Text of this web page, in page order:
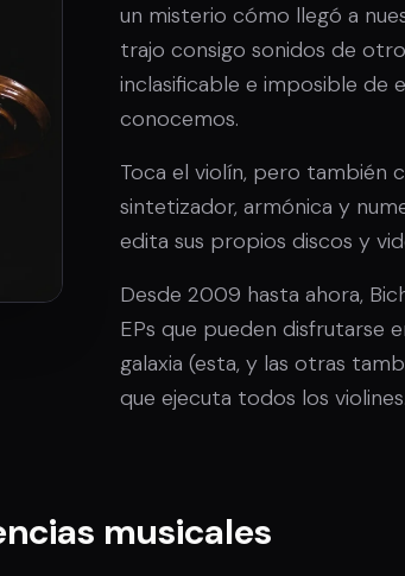
un misterio cómo llegó a
trajo consigo sonidos de
inclasificable e imposible de
conocemos.
Toca el violín, pero también
sintetizador, armónica y
edita sus propios discos y
Desde 2009 hasta ahora,
EPs que pueden disfrutarse
galaxia (esta, y las otras
que ejecuta todos los violines.
musicales